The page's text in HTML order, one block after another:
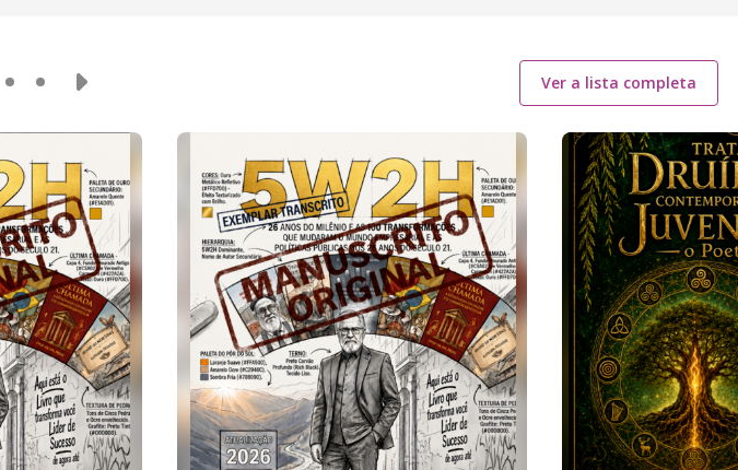
Ver a lista completa